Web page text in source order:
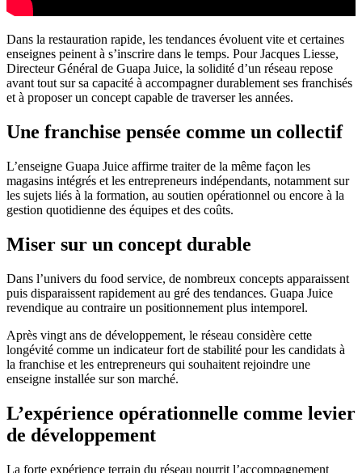
Dans la restauration rapide, les tendances évoluent vite et certaines
enseignes peinent à s’inscrire dans le temps. Pour Jacques Liesse,
Directeur Général de Guapa Juice, la solidité d’un réseau repose
avant tout sur sa capacité à accompagner durablement ses franchisés
et à proposer un concept capable de traverser les années.
Une franchise pensée comme un collectif
L’enseigne Guapa Juice affirme traiter de la même façon les
magasins intégrés et les entrepreneurs indépendants, notamment sur
les sujets liés à la formation, au soutien opérationnel ou encore à la
gestion quotidienne des équipes et des coûts.
Miser sur un concept durable
Dans l’univers du food service, de nombreux concepts apparaissent
puis disparaissent rapidement au gré des tendances. Guapa Juice
revendique au contraire un positionnement plus intemporel.
Après vingt ans de développement, le réseau considère cette
longévité comme un indicateur fort de stabilité pour les candidats à
la franchise et les entrepreneurs qui souhaitent rejoindre une
enseigne installée sur son marché.
L’expérience opérationnelle comme levier
de développement
La forte expérience terrain du réseau nourrit l’accompagnement